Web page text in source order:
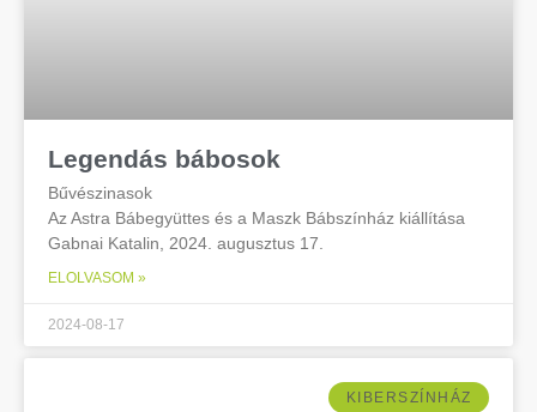
Legendás bábosok
Bűvészinasok
Az Astra Bábegyüttes és a Maszk Bábszínház kiállítása
Gabnai Katalin, 2024. augusztus 17.
ELOLVASOM »
2024-08-17
KIBERSZÍNHÁZ